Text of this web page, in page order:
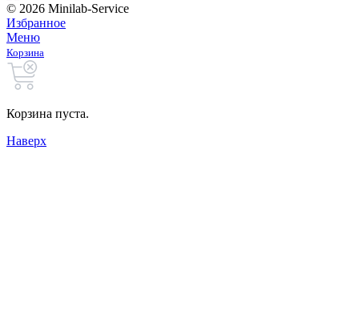
© 2026 Minilab-Service
Избранное
Меню
Корзина
Корзина пуста.
Наверх